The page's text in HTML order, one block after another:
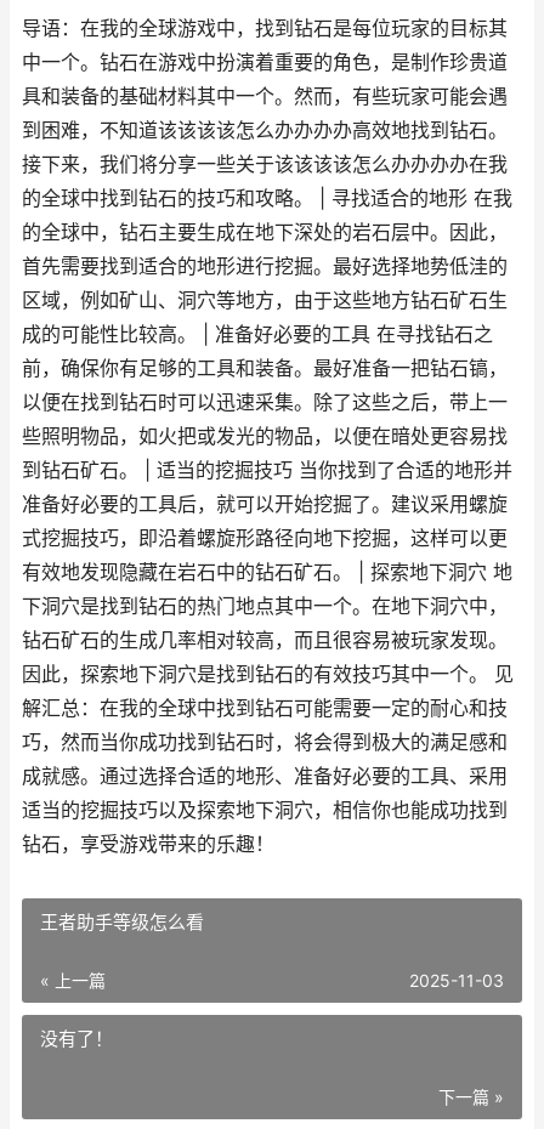
导语：在我的全球游戏中，找到钻石是每位玩家的目标其
中一个。钻石在游戏中扮演着重要的角色，是制作珍贵道
具和装备的基础材料其中一个。然而，有些玩家可能会遇
到困难，不知道该该该该怎么办办办办高效地找到钻石。
接下来，我们将分享一些关于该该该该怎么办办办办在我
的全球中找到钻石的技巧和攻略。 | 寻找适合的地形 在我
的全球中，钻石主要生成在地下深处的岩石层中。因此，
首先需要找到适合的地形进行挖掘。最好选择地势低洼的
区域，例如矿山、洞穴等地方，由于这些地方钻石矿石生
成的可能性比较高。 | 准备好必要的工具 在寻找钻石之
前，确保你有足够的工具和装备。最好准备一把钻石镐，
以便在找到钻石时可以迅速采集。除了这些之后，带上一
些照明物品，如火把或发光的物品，以便在暗处更容易找
到钻石矿石。 | 适当的挖掘技巧 当你找到了合适的地形并
准备好必要的工具后，就可以开始挖掘了。建议采用螺旋
式挖掘技巧，即沿着螺旋形路径向地下挖掘，这样可以更
有效地发现隐藏在岩石中的钻石矿石。 | 探索地下洞穴 地
下洞穴是找到钻石的热门地点其中一个。在地下洞穴中，
钻石矿石的生成几率相对较高，而且很容易被玩家发现。
因此，探索地下洞穴是找到钻石的有效技巧其中一个。 见
解汇总：在我的全球中找到钻石可能需要一定的耐心和技
巧，然而当你成功找到钻石时，将会得到极大的满足感和
成就感。通过选择合适的地形、准备好必要的工具、采用
适当的挖掘技巧以及探索地下洞穴，相信你也能成功找到
钻石，享受游戏带来的乐趣！
王者助手等级怎么看
« 上一篇 2025-11-03
没有了！
下一篇 »